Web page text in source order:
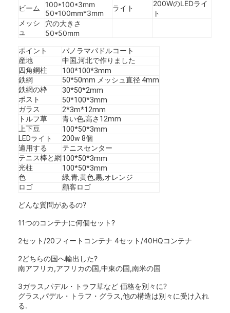
会社案内
品質管理
お問い合わせ
ニュース
今からお話し
ステンレス・スティール X テンド・メッシュ
エクストルーダーフィルタースクリーン
エクストルーダースクリーンパック
ニットワイヤーメッシュ
ビーム
100*100*3mm
50*100mm*3mm
ライト
200WのLEDライ
ト
メッシ
ュ
穴の大きさ
50*50mm
ポイント
パノラマパドルコート
産地
中国,河北で作りました
四角鋼柱
100*100*3mm
鉄網
50*50mm メッシュ直径 4mm
鉄網の枠
30*50*2mm
ポスト
50*100*3mm
ガラス
2*3m*12mm
トルフ草
青い色,高さ12mm
上下豆
100*50*3mm
LEDライト
200w 8個
適用する
テニスセンター
テニス棒と網100*50*3mm
光柱
100*50*3mm
色
緑,青,黄色,黒,オレンジ
ロゴ
顧客ロゴ
どんな質問があるの?
11つのコンテナに何個セット?
2セット/20フィートコンテナ 4セット/40HQコンテナ
2どちらの国へ輸出した?
南アフリカ,アフリカの国,中東の国,南米の国
3ガラス,パデル・トラフ草など 価格を別々に?
グラス,パデル・トラフ・グラス,他の構造は別々に受け入れ
る.